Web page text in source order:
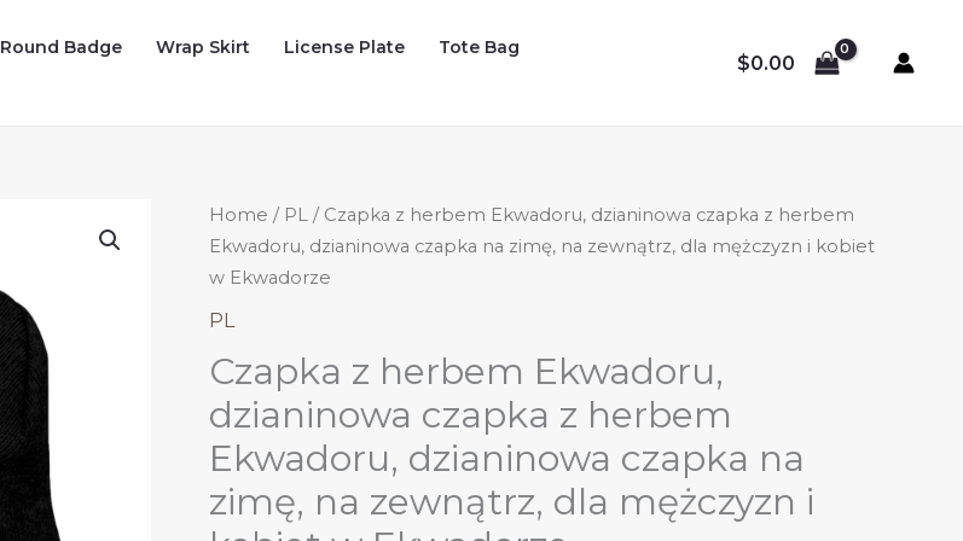
Round Badge Wrap Skirt License Plate
Tote Bag
$0.00
Home / PL / Czapka z herbem Ekwadoru, dzianinowa czapka z herbem
Ekwadoru, dzianinowa czapka na zimę, na zewnątrz, dla mężczyzn i kobiet
w Ekwadorze
PL
Czapka z herbem Ekwadoru,
dzianinowa czapka z herbem
Ekwadoru, dzianinowa czapka na
zimę, na zewnątrz, dla mężczyzn i